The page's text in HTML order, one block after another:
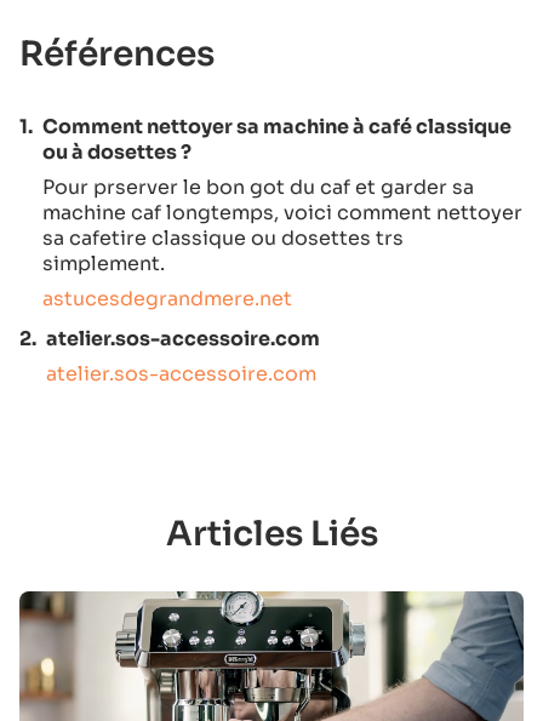
Références
1. Comment nettoyer sa machine à café classique
ou à dosettes ?
Pour prserver le bon got du caf et garder sa
machine caf longtemps, voici comment nettoyer
sa cafetire classique ou dosettes trs
simplement.
astucesdegrandmere.net
2. atelier.sos-accessoire.com
atelier.sos-accessoire.com
Articles Liés